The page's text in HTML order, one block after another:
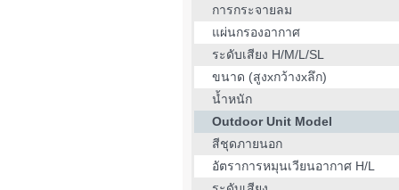
การกระจายลม
แผ่นกรองอากาศ
ระดับเสียง H/M/L/SL
ขนาด (สูงxกว้างxลึก)
น้ำหนัก
Outdoor Unit Model
สีชุดภายนอก
อัตราการหมุนเวียนอากาศ H/L